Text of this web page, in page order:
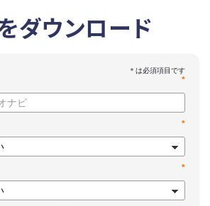
ダウンロード
*
*
*